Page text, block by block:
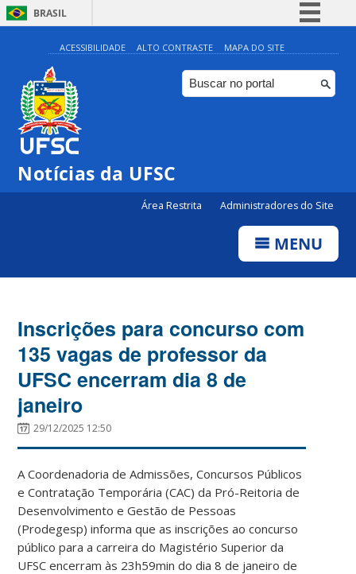
BRASIL
Simplifique!
Comunica BR
Participe
ACESSIBILIDADE ALTO CONTRASTE MAPA DO SITE
Notícias da UFSC
Área Restrita Administradores do Site
MENU
Inscrições para concurso com
135 vagas de professor da
UFSC encerram dia 8 de
janeiro
29/12/2025 12:50
A Coordenadoria de Admissões, Concursos Públicos
e Contratação Temporária (CAC) da Pró-Reitoria de
Desenvolvimento e Gestão de Pessoas
(Prodegesp) informa que as inscrições ao concurso
público para a carreira do Magistério Superior da
UFSC encerram às 23h59min do dia 8 de janeiro de